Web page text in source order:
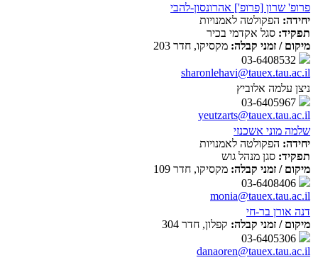
פרופ' שרון [פרופ'] אהרונסון-להבי
יחידה: הפקולטה לאמנויות
תפקיד: סגל אקדמי בכיר
מיקום / זמני קבלה: מקסיקו, חדר 203
sharonlehavi@tauex.tau.ac.il
ניצן עלמה אלוביץ
yeutzarts@tauex.tau.ac.il
שלמה מוני אשכנזי
יחידה: הפקולטה לאמנויות
תפקיד: סגן מנהל גוש
מיקום / זמני קבלה: מקסיקו, חדר 109
monia@tauex.tau.ac.il
דנה אורן בר-חי
מיקום / זמני קבלה: קפלון, חדר 304
danaoren@tauex.tau.ac.il